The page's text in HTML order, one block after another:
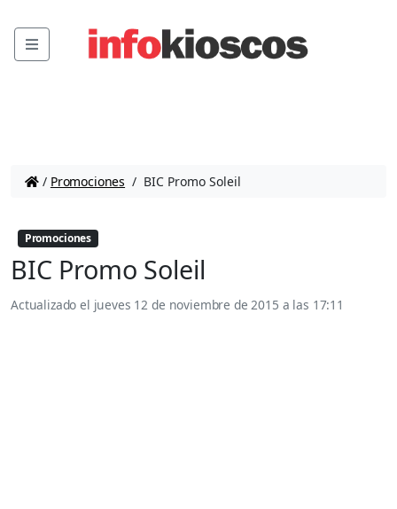
Menu
/ Promociones / BIC Promo Soleil
Promociones
BIC Promo Soleil
Actualizado el jueves 12 de noviembre de 2015 a las 17:11